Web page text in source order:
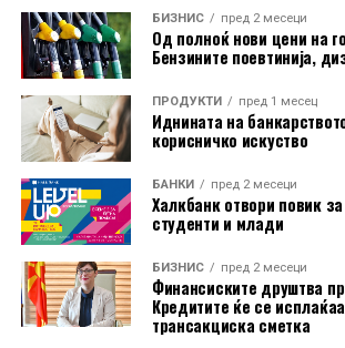
Во пакетот е вклучена и асистенција
преку Халк Осигурување.
Дополнително, корисниците имаат
електронско и мобилно банкарство,
информирање, како и можност за
готовина без надомест од сите
БИЗНИС пред 2 месеци
Од полноќ нови цени на
Бензините поевтинија,
ПРОДУКТИ пред 1 месец
Иднината на
корисничко искуство
БАНКИ пред 2 месеци
Халкбанк отвори повик
студенти и млади
БИЗНИС пред 2 месеци
Финансиските друштва
Кредитите ќе се
трансакциска сметка